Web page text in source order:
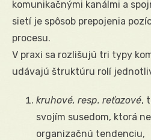
komunikačnými kanálmi a
sietí je spôsob prepojenia
procesu.
V praxi sa rozlišujú tri typy
udávajú štruktúru rolí
kruhové, resp. reťazové,
svojím susedom, ktorá
organizačnú tendenciu,